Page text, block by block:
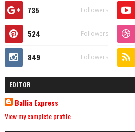
735 Followers
524 Followers
849 Followers
EDITOR
Ballia Express
View my complete profile